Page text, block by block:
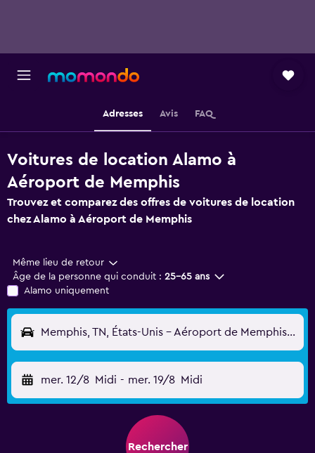
Adresses Avis FAQ
Voitures de location Alamo à
Aéroport de Memphis
Trouvez et comparez des offres de voitures de location
chez Alamo à Aéroport de Memphis
Même lieu de retour
Âge de la personne qui conduit : 25-65 ans
Alamo uniquement
Memphis, TN, États-Unis - Aéroport de Memphis (MEM)
mer. 12/8 Midi - mer. 19/8 Midi
Rechercher